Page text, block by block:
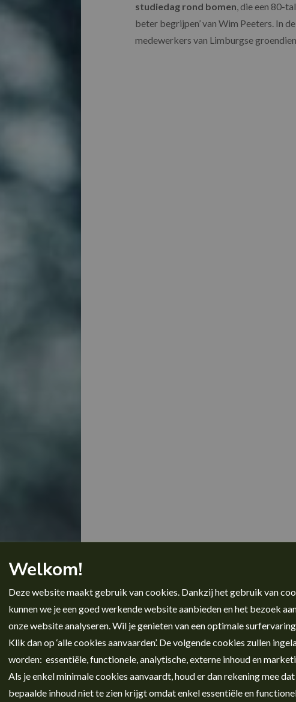
studiedag rond bomen, die een 80-
beter begrijpen’ van Wim Peeters. In
medewerkers van Limburgse
Welkom!
Deze website maakt gebruik van cookies. Dankzij het gebruik van
kunnen we je een goed werkende website aanbieden en het bezoek
onze website analyseren. Wil je genieten van een optimale
Klik dan op ‘alle cookies aanvaarden’. De volgende cookies zullen
worden: essentiële, functionele, analytische, externe inhoud en
Als je enkel minimale cookies aanvaardt, houd er dan rekening mee
bepaalde inhoud niet te zien krijgt omdat enkel essentiële en